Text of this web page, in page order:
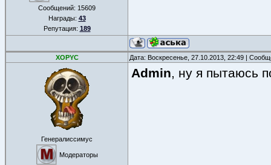
Сообщений: 15609
Награды: 43
Репутация: 189
XOPYC Дата: Воскресенье, 27.10.2013, 22:49 |
Генералиссимус
Модераторы
Admin, ну я пытаюсь